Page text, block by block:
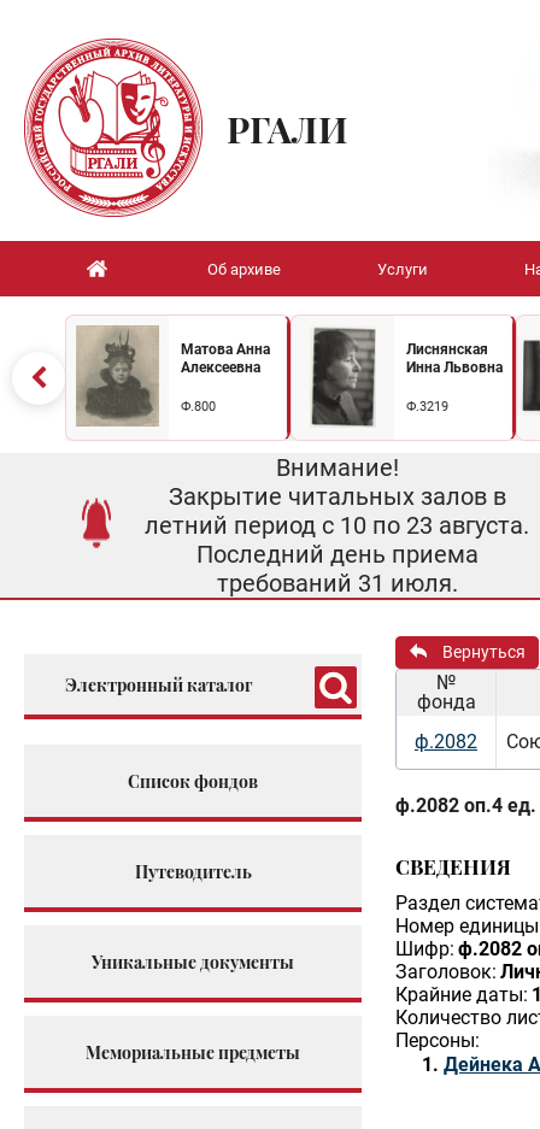
РГАЛИ
Об архиве Услуги
Матова Анна
Алексеевна
Ф.800
Лиснянская
Инна Львовна
Ф.3219
Внимание!
Закрытие читальных залов в
летний период с 10 по 23 августа.
Последний день приема
требований 31 июля.
Электронный каталог
Список фондов
Путеводитель
Уникальные документы
Мемориальные предметы
Вернуться
№
фонда
ф.2082
ф.2082 оп.4 ед.
СВЕДЕНИЯ
Раздел
Номер единицы
Шифр: ф.2082
Заголовок:
Крайние даты:
Количество
Персоны:
Дейнека